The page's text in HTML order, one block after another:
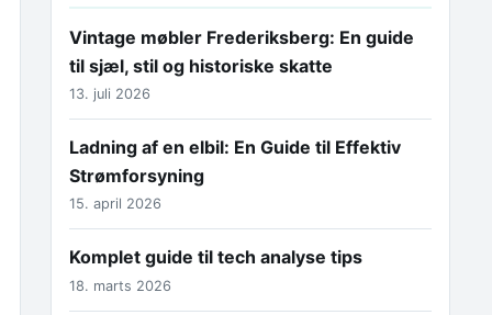
Vintage møbler Frederiksberg: En guide
til sjæl, stil og historiske skatte
13. juli 2026
Ladning af en elbil: En Guide til Effektiv
Strømforsyning
15. april 2026
Komplet guide til tech analyse tips
18. marts 2026